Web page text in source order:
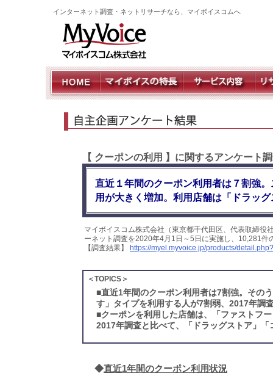
インターネット調査・ネットリサーチなら、マイボイスコムへ
【 クーポンの利用 】に関するアンケート
直近１年間のクーポン利用者は７割強
用が大きく増加。利用店舗は「ドラッ
マイボイスコム株式会社（東京都千代田区、代表取締役
ーネット調査を2020年4月1日～5日に実施し、10,281
【調査結果】
https://myel.myvoice.jp/products/
＜TOPICS＞
■直近1年間のクーポン利用者は7割強。その
す」タイプを利用する人が7割弱、2017年調
■クーポンを利用した店舗は、「ファストフ
2017年調査と比べて、「ドラッグストア」
◆直近1年間のクーポン利用状況